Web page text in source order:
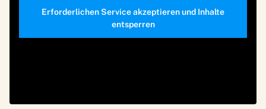
Erforderlichen Service akzeptieren und Inhalte
entsperren